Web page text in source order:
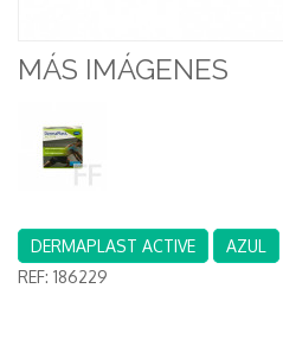
MÁS IMÁGENES
DERMAPLAST ACTIVE
AZUL
REF: 186229